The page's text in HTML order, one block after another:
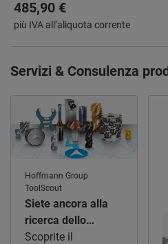
QUATRON
485,90 €
più IVA all’aliquota corrente
Servizi & Consulenza
Hoffmann Group
ToolScout
Siete ancora alla
ricerca dello
strumento giusto?
Scoprite il